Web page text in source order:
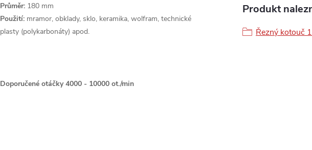
Průměr: 180 mm
Použití: mramor, obklady, sklo, keramika, wolfram, technické
plasty (polykarbonáty) apod.
Doporučené otáčky 4000 - 10000 ot./min
Produkt
Řezný kotouč